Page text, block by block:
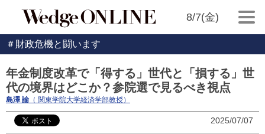
8/7(金)
＃財政危機と闘います
年金制度改革で「得する」世代と「損する」世
代の境界はどこか？参院選で見るべき視点
島澤 諭 （ 関東学院大学経済学部教授）
2025/07/07